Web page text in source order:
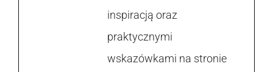
inspiracją oraz
praktycznymi
wskazówkami na stronie